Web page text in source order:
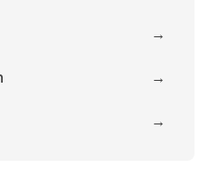
→
→
→